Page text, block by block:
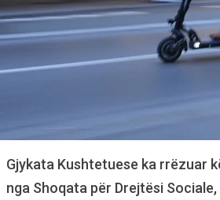
Gjykata Kushtetuese ka rrëzuar
nga Shoqata për Drejtësi